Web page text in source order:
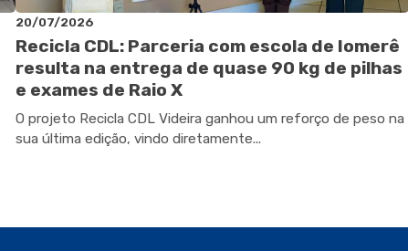
20/07/2026
Recicla CDL: Parceria com escola de Iomerê
resulta na entrega de quase 90 kg de pilhas
e exames de Raio X
O projeto Recicla CDL Videira ganhou um reforço de peso na
sua última edição, vindo diretamente...